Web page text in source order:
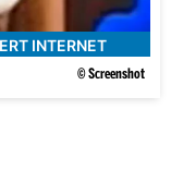
INTERNET
© Screenshot